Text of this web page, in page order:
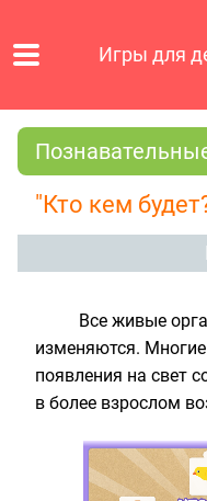
Игры для
"Кто кем
Все живые
изменяются.
появления на свет
в более взрослом
рыбка и бабочка?
вопрос, сыграв в